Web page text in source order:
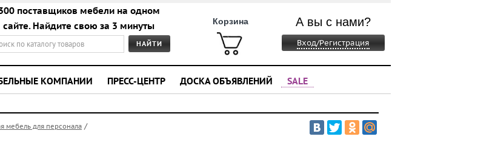
поставщиков мебели на одном
сайте. Найдите свою за 3 минуты
Корзина А вы с нами?
Вход/Регистрация
КОМПАНИИ ПРЕСС-ЦЕНТР ДОСКА ОБЪЯВЛЕНИЙ SALE
мебель для персонала /